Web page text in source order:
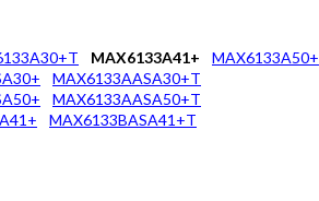
MAX6133A41+
MAX6133A50+
MAX6133AASA30+T
MAX6133AASA50+T
MAX6133BASA41+T